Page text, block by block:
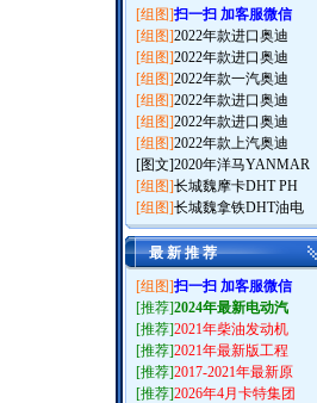
[组图]扫一扫 加客服微信
[组图]2022年款进口奥迪
[组图]2022年款进口奥迪
[组图]2022年款一汽奥迪
[组图]2022年款进口奥迪
[组图]2022年款进口奥迪
[组图]2022年款上汽奥迪
[图文]2020年洋马YANMAR
[组图]长城魏摩卡DHT PH
[组图]长城魏拿铁DHT油电
最 新 推 荐
[组图]扫一扫 加客服微信
[推荐]2024年最新电动汽
[推荐]2021年柴油发动机
[推荐]2021年最新版工程
[推荐]2017-2021年最新原
[推荐]2026年4月卡特集团